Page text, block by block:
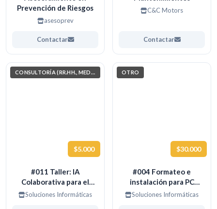
Prevención de Riesgos
asesoprev
Contactar
C&C Motors
Contactar
CONSULTORÍA (RR.HH., MEDIO AMBIENTE, INVESTIGACIÓN)
$5.000
#011 Taller: IA
Colaborativa para el
Aprendizaje
Soluciones Informáticas
OTRO
$30.000
#004 Formateo e
instalación para PC
ANTIGUOS
Soluciones Informáticas